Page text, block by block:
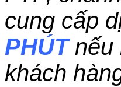
cung cấp
PHÚTnếu
khách